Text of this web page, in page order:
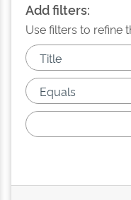
Add filters:
Use filters to refine